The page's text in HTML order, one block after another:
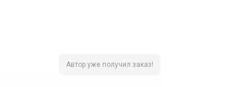
Автор уже получил заказ!